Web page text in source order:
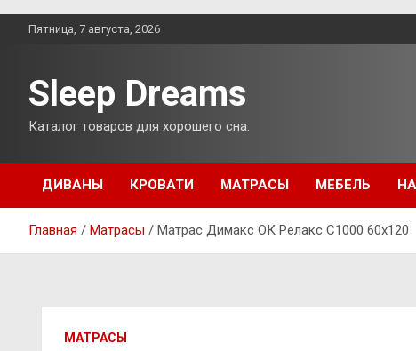
ПерейтиПятница, 7 августа, 2026
Sleep Dreams
Каталог товаров для хорошего сна.
ДИВАНЫ КРОВАТИ МАТРАСЫ МЕБЕЛЬ
Главная Матрасы Матрас Димакс ОК Релакс С1000 60х120
МАТРАСЫ